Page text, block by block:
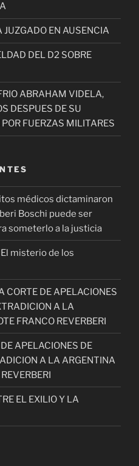
JUZGADO EN AUSENCIA
DEL D2 SOBRE
ABRAHAM VIDELA,
DESPUES DE SU
FUERZAS MILITARES
médicos dictaminaron
Boschi puede ser
someterlo a la justicia
El misterio de los
CORTE DE APELACIONES
A LA
FRANCO REVERBERI
APELACIONES DE
A LA ARGENTINA
EL EXILIO Y LA